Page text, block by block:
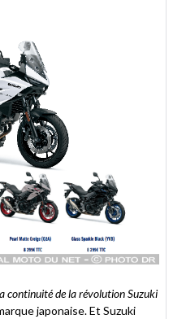
continuité de la révolution Suzuki
japonaise. Et Suzuki